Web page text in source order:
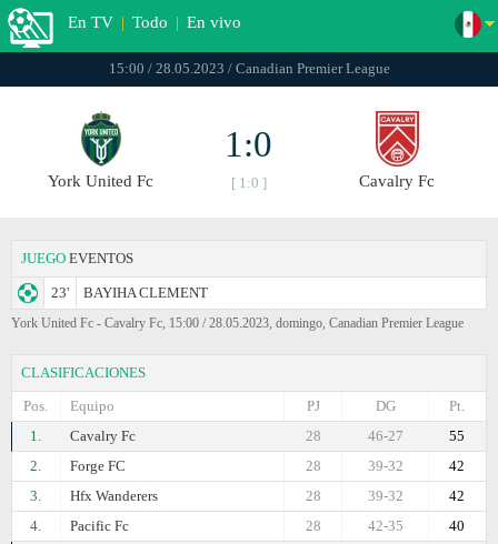
En TV | Todo | En vivo
15:00 / 28.05.2023 / Canadian Premier League
York United Fc
1:0
[ 1:0 ] Cavalry Fc
JUEGO EVENTOS
23' BAYIHA CLEMENT
York United Fc - Cavalry Fc, 15:00 / 28.05.2023, domingo, Canadian Premier League
CLASIFICACIONES
Pos.
Equipo Pt.
DG
PJ
1.
Cavalry Fc 55
46-27
28
2.
Forge FC 42
39-32
28
3.
Hfx Wanderers 42
39-32
28
4.
Pacific Fc 40
42-35
28